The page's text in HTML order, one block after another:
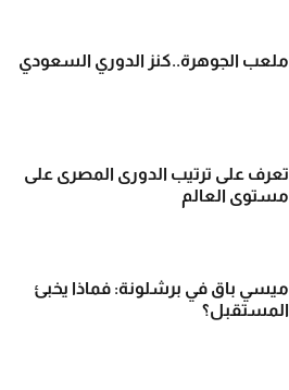
ملعب الجوهرة..كنز الدوري السعودي
تعرف على ترتيب الدورى المصرى على
مستوى العالم
ميسي باق في برشلونة: فماذا يخبئ
المستقبل؟